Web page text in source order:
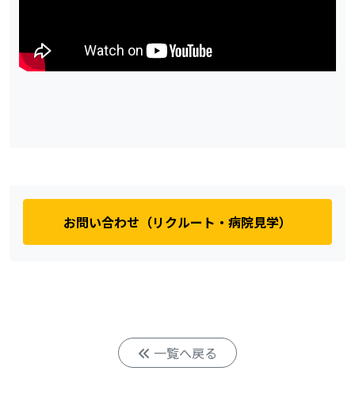
お問い合わせ（リクルート・病院見学）
一覧へ戻る